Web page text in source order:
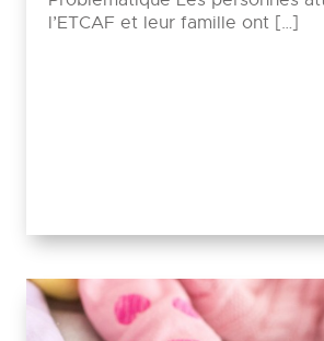
l’ETCAF et leur famille ont […]